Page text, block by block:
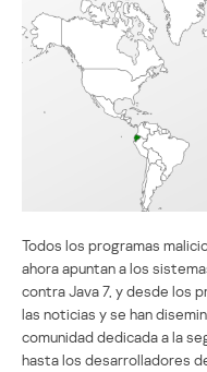
Todos los programas
ahora apuntan a los
contra Java 7, y desde los
las noticias y se han
comunidad dedicada a la
hasta los desarrolladores